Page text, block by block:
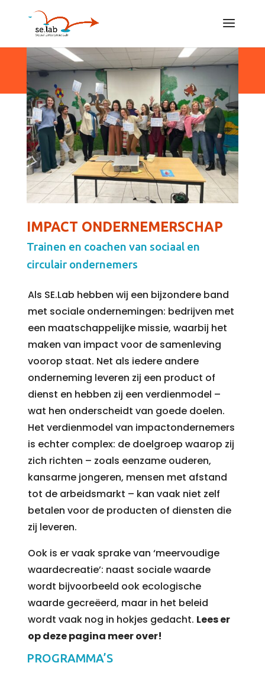
IMPACT ONDERNEMERSCHAP
Trainen en coachen van sociaal en
circulair ondernemers
Als SE.Lab hebben wij een bijzondere band
met sociale ondernemingen: bedrijven met
een maatschappelijke missie, waarbij het
maken van impact voor de samenleving
voorop staat. Net als iedere andere
onderneming leveren zij een product of
dienst en hebben zij een verdienmodel –
wat hen onderscheidt van goede doelen.
Het verdienmodel van impactondernemers
is echter complex: de doelgroep waarop zij
zich richten – zoals eenzame ouderen,
kansarme jongeren, mensen met afstand
tot de arbeidsmarkt – kan vaak niet zelf
betalen voor de producten of diensten die
zij leveren.
Ook is er vaak sprake van ‘meervoudige
waardecreatie’: naast sociale waarde
wordt bijvoorbeeld ook ecologische
waarde gecreëerd, maar in het beleid
wordt vaak nog in hokjes gedacht. Lees er
op deze pagina meer over!
PROGRAMMA’S